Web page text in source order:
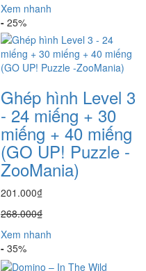
Xem nhanh
- 25%
Ghép hình Level 3
- 24 miếng + 30
miếng + 40 miếng
(GO UP! Puzzle -
ZooMania)
201.000₫
268.000₫
Xem nhanh
- 35%